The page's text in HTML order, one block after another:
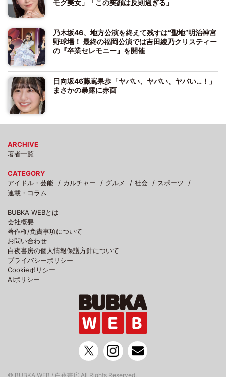
モグ美女」「この笑顔は反則過ぎる」
乃木坂46、地方公演を終えて残すは“聖地”明治神宮
野球場！ 最終の福岡公演では吉田綾乃クリスティー
の『卒業セレモニー』を開催
日向坂46藤嶌果歩「ヤバい、ヤバい、ヤバい…！」
まさかの暴露に赤面
ARCHIVE
著者一覧
CATEGORY
アイドル・芸能
カルチャー グルメ 社会
スポーツ
連載・コラム
BUBKA WEBとは
会社概要
著作権/免責事項について
お問い合わせ
白夜書房の個人情報保護方針について
プライバシーポリシー
Cookieポリシー
AIポリシー
© BUBKA WEB / 白夜書房 All Rights Reserved.